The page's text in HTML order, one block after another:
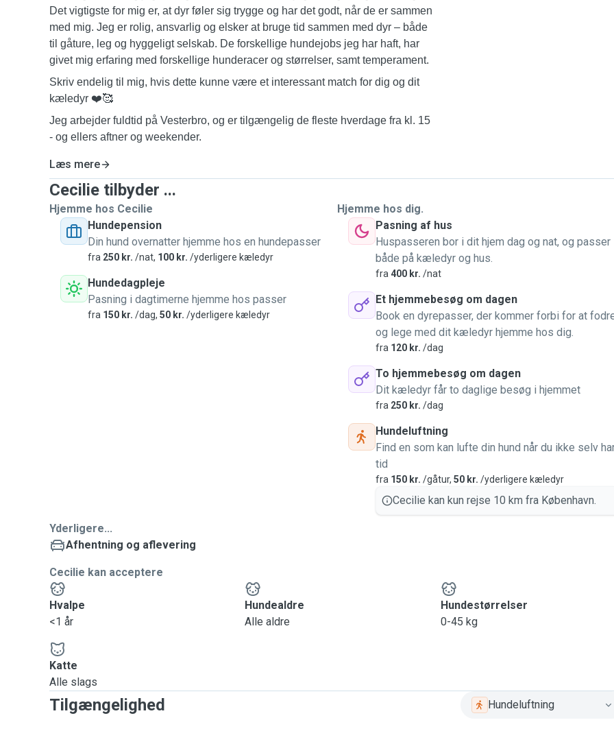
Det vigtigste for mig er, at dyr føler sig trygge og har det godt, når de er sammen
med mig. Jeg er rolig, ansvarlig og elsker at bruge tid sammen med dyr – både
til gåture, leg og hyggeligt selskab. De forskellige hundejobs jeg har haft, har
givet mig erfaring med forskellige hunderacer og størrelser, samt temperament.
Skriv endelig til mig, hvis dette kunne være et interessant match for dig og dit
kæledyr ❤️🥰
Jeg arbejder fuldtid på Vesterbro, og er tilgængelig de fleste hverdage fra kl. 15
- og ellers aftner og weekender.
Læs mere
Cecilie tilbyder ...
Hjemme hos Cecilie
Hundepension
Din hund overnatter hjemme hos en hundepasser
fra 250 kr. /nat, 100 kr. /yderligere kæledyr
Hundedagpleje
Pasning i dagtimerne hjemme hos passer
fra 150 kr. /dag, 50 kr. /yderligere kæledyr
Hjemme hos dig.
Pasning af hus
Huspasseren bor i dit hjem dag og nat, og passer
både på kæledyr og hus.
fra 400 kr. /nat
Et hjemmebesøg om dagen
Book en dyrepasser, der kommer forbi for at
og lege med dit kæledyr hjemme hos dig.
fra 120 kr. /dag
To hjemmebesøg om dagen
Dit kæledyr får to daglige besøg i hjemmet
fra 250 kr. /dag
Hundeluftning
Find en som kan lufte din hund når du ikke selv
tid
fra 150 kr. /gåtur, 50 kr. /yderligere kæledyr
Cecilie kan kun rejse 10 km fra København.
Yderligere...
Afhentning og aflevering
Cecilie kan acceptere
Hvalpe
<1 år
Hundealdre
Alle aldre
Hundestørrelser
0-45 kg
Katte
Alle slags
Tilgængelighed Hundeluftning